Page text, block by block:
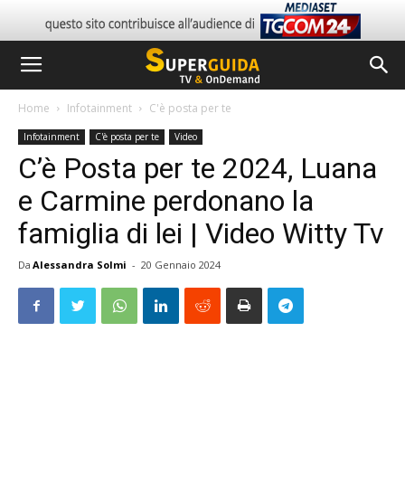
Home Infotainment C'è posta per te
Infotainment C'è posta per te Video
C’è Posta per te 2024, Luana
e Carmine perdonano la
famiglia di lei | Video Witty Tv
Da Alessandra Solmi - 20 Gennaio 2024